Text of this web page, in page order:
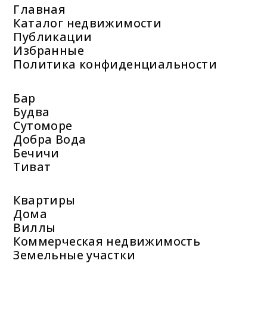
Главная
Каталог недвижимости
Публикации
Избранные
Политика конфиденциальности
Бар
Будва
Сутоморе
Добра Вода
Бечичи
Тиват
Квартиры
Дома
Виллы
Коммерческая недвижимость
Земельные участки